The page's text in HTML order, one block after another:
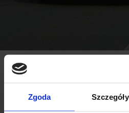
Zgoda Szczegóły
Do jakiego auta potrzebujesz